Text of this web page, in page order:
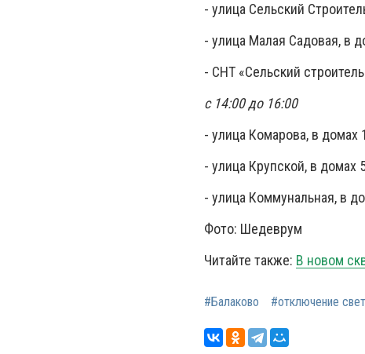
- улица Сельский
- улица Малая Садовая, в
- СНТ «Сельский
с 14:00 до 16:00
- улица Комарова, в домах
- улица Крупской, в домах
- улица Коммунальная, в
Фото: Шедеврум
Читайте также: В новом
#Балаково #отключение